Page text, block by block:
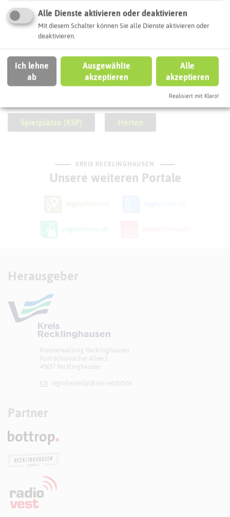
SCHLAGWORTE
So ordnen wir diese Attraktion ein
Spielplatz
Spielplätze (KSP) Herten
KREIS RECKLINGHAUSEN
Unsere weiteren Portale
Herausgeber
Kreisverwaltung Recklinghausen
Kurt-Schumacher-Allee 1
45657 Recklinghausen
regiofreizeit[at]​kreis-re(dot)de
Partner
Alle Dienste aktivieren oder deaktivieren
Mit diesem Schalter können Sie alle Dienste aktivieren oder
deaktivieren.
Ich lehne
ab
Ausgewählte
akzeptieren
Alle
akzeptieren
Realisiert mit Klaro!